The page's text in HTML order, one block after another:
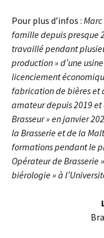
Pour plus d’infos :
famille depuis presque
travaillé pendant
production » d’une
licenciement
fabrication de bières et
amateur depuis 2019
Brasseur » en janvier
la Brasserie et de la
formations pendant le
Opérateur de Brasserie
biérologie » à